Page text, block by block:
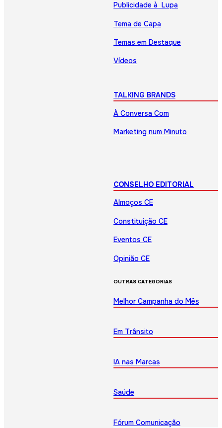
Publicidade à Lupa
Tema de Capa
Temas em Destaque
Vídeos
TALKING BRANDS
À Conversa Com
Marketing num Minuto
CONSELHO EDITORIAL
Almoços CE
Constituição CE
Eventos CE
Opinião CE
OUTRAS CATEGORIAS
Melhor Campanha do Mês
Em Trânsito
IA nas Marcas
Saúde
Fórum Comunicação